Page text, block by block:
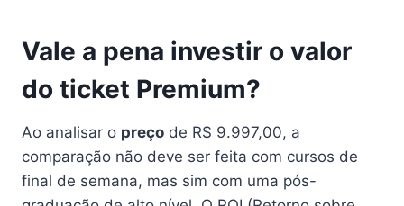
Vale a pena investir o valor
do ticket Premium?
Ao analisar o preço de R$ 9.997,00, a
comparação não deve ser feita com cursos de
final de semana, mas sim com uma pós-